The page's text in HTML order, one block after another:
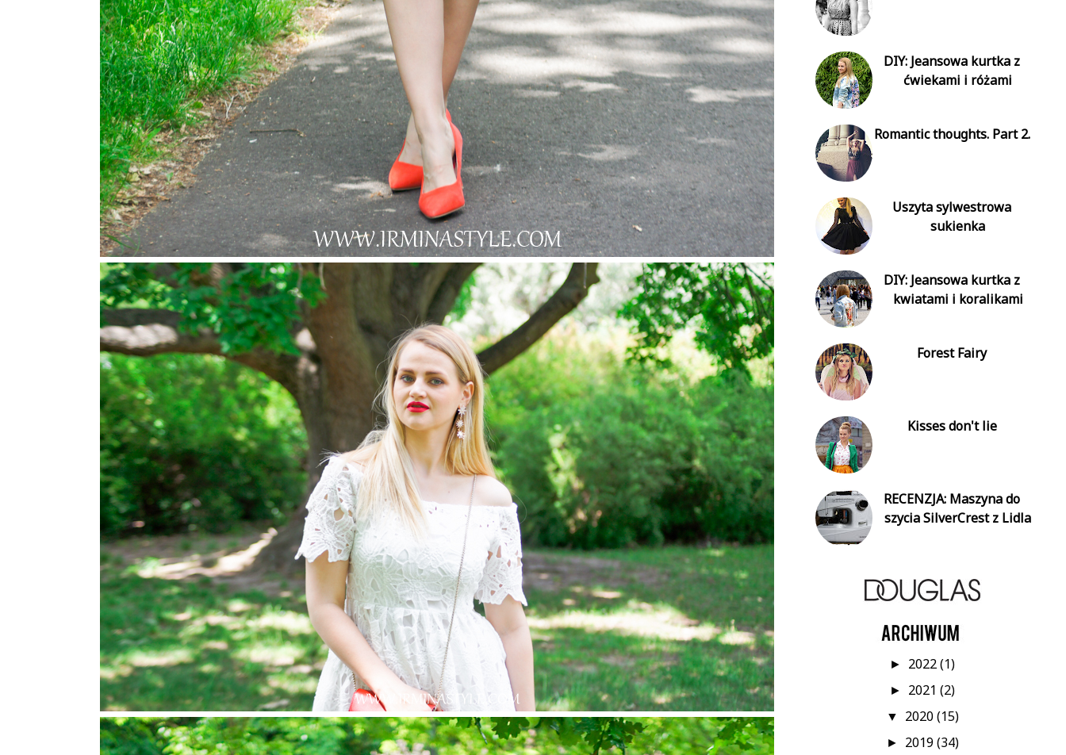
DIY: Jeansowa kurtka z
ćwiekami i różami
Romantic thoughts. Part 2.
Uszyta sylwestrowa
sukienka
DIY: Jeansowa kurtka z
kwiatami i koralikami
Forest Fairy
Kisses don't lie
RECENZJA: Maszyna do
szycia SilverCrest z Lidla
► 2022(1)
► 2021(2)
▼ 2020(15)
► 2019(34)